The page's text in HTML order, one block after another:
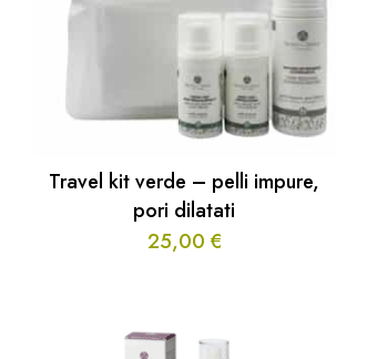
Travel kit verde – pelli impure,
pori dilatati
25,00 €